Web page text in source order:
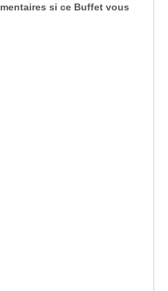
si ce Buffet vous